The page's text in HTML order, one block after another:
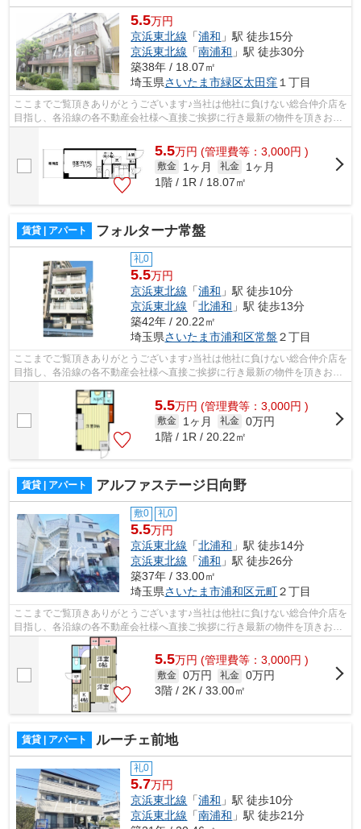
5.5万円
京浜東北線 「浦和 」駅 徒歩15分
京浜東北線 「南浦和 」駅 徒歩30分
築38年 / 18.07㎡
埼玉県さいたま市緑区太田窪１丁目
ここまでご覧頂きありがとうございます♪当社は他社に負けない総合仲介店を
目指し、各沿線の各不動産会社様へ直接ご挨拶に行き最新の物件を頂きお客
5.5万円 (管理費等：3,000円 )
敷金 1ヶ月 礼金
1ヶ月
1階 / 1R / 18.07㎡
賃貸 | アパート フォルターナ常盤
礼0
5.5万円
京浜東北線 「浦和 」駅 徒歩10分
京浜東北線 「北浦和 」駅 徒歩13分
築42年 / 20.22㎡
埼玉県さいたま市浦和区常盤 ２丁目
ここまでご覧頂きありがとうございます♪当社は他社に負けない総合仲介店を
目指し、各沿線の各不動産会社様へ直接ご挨拶に行き最新の物件を頂きお客
5.5万円 (管理費等：3,000円 )
敷金 1ヶ月 礼金 0万円
1階 / 1R / 20.22㎡
賃貸 | アパート アルファステージ日向野
敷0 礼0
5.5万円
京浜東北線 「北浦和 」駅 徒歩14分
京浜東北線 「浦和 」駅 徒歩26分
築37年 / 33.00㎡
埼玉県さいたま市浦和区元町２丁目
ここまでご覧頂きありがとうございます♪当社は他社に負けない総合仲介店を
目指し、各沿線の各不動産会社様へ直接ご挨拶に行き最新の物件を頂きお客
様へ提供しております！最新の情報は...
5.5万円 (管理費等：3,000円 )
敷金 0万円 礼金 0万円
3階 / 2K / 33.00㎡
賃貸 | アパート ルーチェ前地
礼0
5.7万円
京浜東北線 「浦和 」駅 徒歩10分
京浜東北線 「南浦和 」駅 徒歩21分